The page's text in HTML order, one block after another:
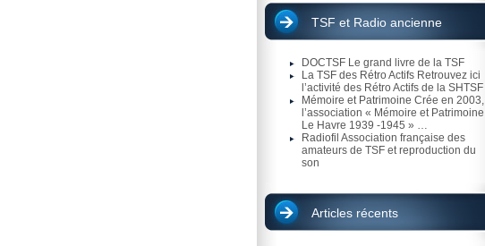
TSF et Radio ancienne
DOCTSF Le grand livre de la TSF
La TSF des Rétro Actifs Retrouvez ici
l’activité des Rétro Actifs de la SHTSF
Mémoire et Patrimoine Crée en 2003,
l’association « Mémoire et Patrimoine
Le Havre 1939 -1945 » …
Radiofil Association française des
amateurs de TSF et reproduction du
son
Articles récents